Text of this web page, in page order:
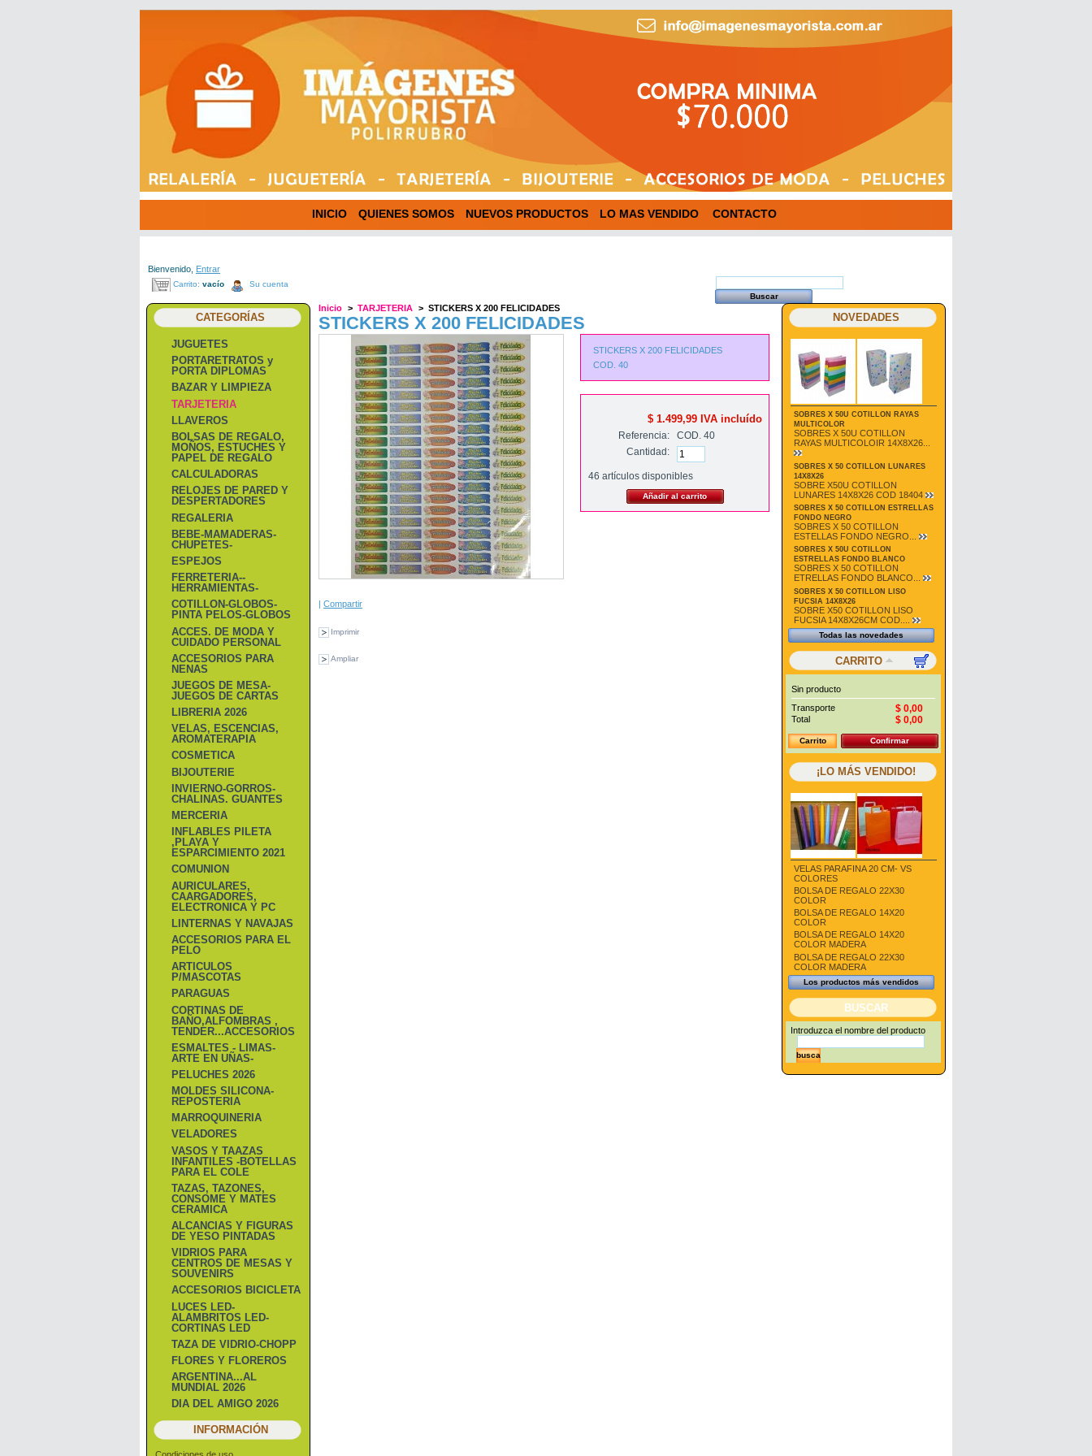
INICIO QUIENES SOMOS NUEVOS PRODUCTOS LO MAS VENDIDO CONTACTO
Bienvenido, Entrar
Carrito: vacío Su cuenta
CATEGORÍAS
JUGUETES
PORTARETRATOS y
PORTA DIPLOMAS
BAZAR Y LIMPIEZA
TARJETERIA
LLAVEROS
BOLSAS DE REGALO,
MOÑOS, ESTUCHES Y
PAPEL DE REGALO
CALCULADORAS
RELOJES DE PARED Y
DESPERTADORES
REGALERIA
BEBE-MAMADERAS-
CHUPETES-
ESPEJOS
FERRETERIA--
HERRAMIENTAS-
COTILLON-GLOBOS-
PINTA PELOS-GLOBOS
ACCES. DE MODA Y
CUIDADO PERSONAL
ACCESORIOS PARA
NENAS
JUEGOS DE MESA-
JUEGOS DE CARTAS
LIBRERIA 2026
VELAS, ESCENCIAS,
AROMATERAPIA
COSMETICA
BIJOUTERIE
INVIERNO-GORROS-
CHALINAS. GUANTES
MERCERIA
INFLABLES PILETA
,PLAYA Y
ESPARCIMIENTO 2021
COMUNION
AURICULARES,
CAARGADORES,
ELECTRONICA Y PC
LINTERNAS Y NAVAJAS
ACCESORIOS PARA EL
PELO
ARTICULOS
P/MASCOTAS
PARAGUAS
CORTINAS DE
BAÑO,ALFOMBRAS ,
TENDER...ACCESORIOS
ESMALTES - LIMAS-
ARTE EN UÑAS-
PELUCHES 2026
MOLDES SILICONA-
REPOSTERIA
MARROQUINERIA
VELADORES
VASOS Y TAAZAS
INFANTILES -BOTELLAS
PARA EL COLE
TAZAS, TAZONES,
CONSOME Y MATES
CERAMICA
ALCANCIAS Y FIGURAS
DE YESO PINTADAS
VIDRIOS PARA
CENTROS DE MESAS Y
SOUVENIRS
ACCESORIOS BICICLETA
LUCES LED-
ALAMBRITOS LED-
CORTINAS LED
TAZA DE VIDRIO-CHOPP
FLORES Y FLOREROS
ARGENTINA...AL
MUNDIAL 2026
DIA DEL AMIGO 2026
INFORMACIÓN
Inicio > TARJETERIA > STICKERS X 200 FELICIDADES
STICKERS X 200 FELICIDADES
| Compartir
Imprimir
Ampliar
STICKERS X 200 FELICIDADES
COD. 40
$ 1.499,99IVA incluído
Referencia:
COD. 40
Cantidad:
46 artículos disponibles
NOVEDADES
SOBRES X 50U COTILLON RAYAS
MULTICOLOR
SOBRES X 50U COTILLON
RAYAS MULTICOLOIR 14X8X26...
SOBRES X 50 COTILLON LUNARES
14X8X26
SOBRE X50U COTILLON
LUNARES 14X8X26 COD 18404
SOBRES X 50 COTILLON ESTRELLAS
FONDO NEGRO
SOBRES X 50 COTILLON
ESTELLAS FONDO NEGRO...
SOBRES X 50U COTILLON
ESTRELLAS FONDO BLANCO
SOBRES X 50 COTILLON
ETRELLAS FONDO BLANCO...
SOBRES X 50 COTILLON LISO
FUCSIA 14X8X26
SOBRE X50 COTILLON LISO
FUCSIA 14X8X26CM COD....
Todas las novedades
CARRITO
Sin producto
Transporte
$ 0,00
Total $ 0,00
Carrito Confirmar
¡LO MÁS VENDIDO!
VELAS PARAFINA 20 CM- VS
COLORES
BOLSA DE REGALO 22X30
COLOR
BOLSA DE REGALO 14X20
COLOR
BOLSA DE REGALO 14X20
COLOR MADERA
BOLSA DE REGALO 22X30
COLOR MADERA
Los productos más vendidos
BUSCAR
Introduzca el nombre del producto